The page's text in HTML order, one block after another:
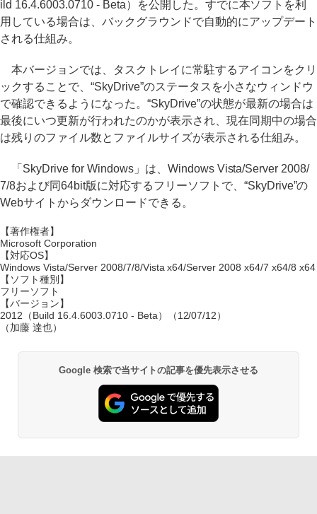
ild 16.4.6003.0710 - Beta）を公開した。すでに本ソフトを利
用している場合は、バックグラウンドで自動的にアップデート
される仕組み。
本バージョンでは、タスクトレイに常駐するアイコンをクリ
ックすることで、“SkyDrive”のステータスを小さなウィンドウ
で確認できるようになった。“SkyDrive”の状態が最新の場合は
最後にいつ更新が行われたのかが表示され、現在同期中の場合
は残りのファイル数とファイルサイズが表示される仕組み。
「SkyDrive for Windows」は、Windows Vista/Server 2008/
7/8および同64bit版に対応するフリーソフトで、“SkyDrive”の
Webサイトからダウンロードできる。
【著作権者】
Microsoft Corporation
【対応OS】
Windows Vista/Server 2008/7/8/Vista x64/Server 2008 x64/7 x64/8 x64
【ソフト種別】
フリーソフト
【バージョン】
2012（Build 16.4.6003.0710 - Beta）（12/07/12）
（加藤 達也）
Google 検索で当サイトの記事を優先表示させる